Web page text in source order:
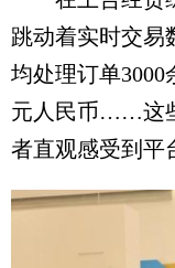
跳动着实时交易
均处理订单3000
元人民币……这
者直观感受到平